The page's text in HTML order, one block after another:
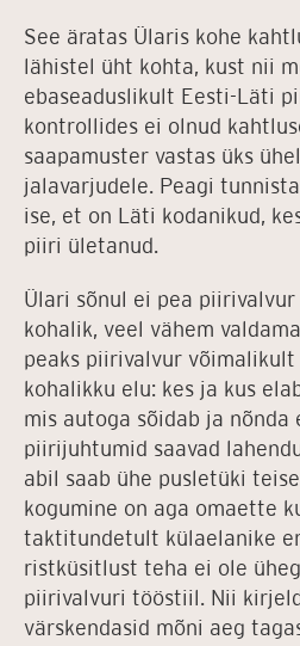
See äratas Ülaris kohe
lähistel üht kohta, kust nii
ebaseaduslikult Eesti-Läti
kontrollides ei olnud
saapamuster vastas üks
jalavarjudele. Peagi
ise, et on Läti kodanikud,
piiri ületanud.
Ülari sõnul ei pea
kohalik, veel vähem
peaks piirivalvur
kohalikku elu: kes ja kus
mis autoga sõidab ja nõnda
piirijuhtumid saavad
abil saab ühe pusletüki
kogumine on aga omaette
taktitundetult külaelanike
ristküsitlust teha ei ole
piirivalvuri tööstiil. Nii
värskendasid mõni aeg